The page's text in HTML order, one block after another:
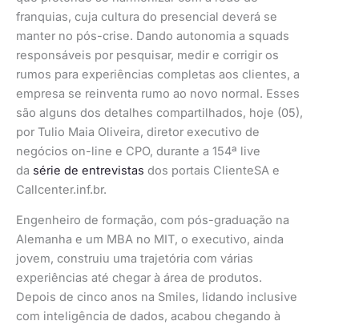
franquias, cuja cultura do presencial deverá se
manter no pós-crise. Dando autonomia a squads
responsáveis por pesquisar, medir e corrigir os
rumos para experiências completas aos clientes, a
empresa se reinventa rumo ao novo normal. Esses
são alguns dos detalhes compartilhados, hoje (05),
por Tulio Maia Oliveira, diretor executivo de
negócios on-line e CPO, durante a 154ª live
da série de entrevistas dos portais ClienteSA e
Callcenter.inf.br.
Engenheiro de formação, com pós-graduação na
Alemanha e um MBA no MIT, o executivo, ainda
jovem, construiu uma trajetória com várias
experiências até chegar à área de produtos.
Depois de cinco anos na Smiles, lidando inclusive
com inteligência de dados, acabou chegando à